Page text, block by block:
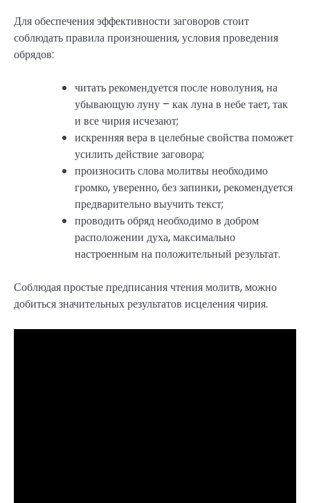
Для обеспечения эффективности заговоров стоит
соблюдать правила произношения, условия проведения
обрядов:
читать рекомендуется после новолуния, на
убывающую луну – как луна в небе тает, так
и все чирия исчезают;
искренняя вера в целебные свойства поможет
усилить действие заговора;
произносить слова молитвы необходимо
громко, уверенно, без запинки, рекомендуется
предварительно выучить текст;
проводить обряд необходимо в добром
расположении духа, максимально
настроенным на положительный результат.
Соблюдая простые предписания чтения молитв, можно
добиться значительных результатов исцеления чирия.